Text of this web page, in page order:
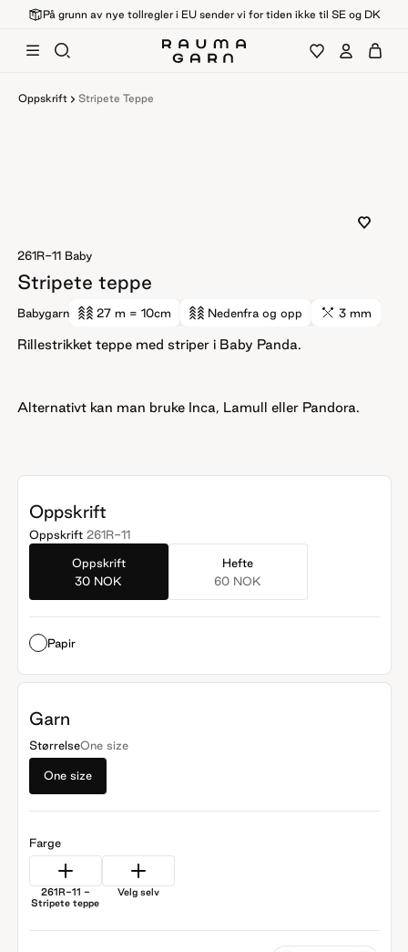
På grunn av nye tollregler i EU sender vi for tiden ikke til SE og DK
Oppskrift Stripete Teppe
261R-11 Baby
Stripete teppe
Babygarn 27 m = 10cm Nedenfra og opp 3 mm
Rillestrikket teppe med striper i Baby Panda.
Alternativt kan man bruke Inca, Lamull eller Pandora.
Oppskrift
Oppskrift 261R-11
Oppskrift
30 NOK
Hefte
60 NOK
Papir
Garn
StørrelseOne size
One size
Farge
261R-11 -
Stripete teppe
Velg selv